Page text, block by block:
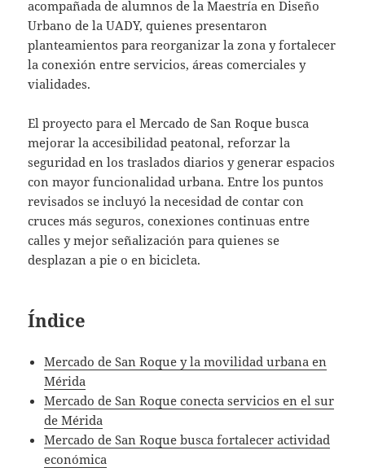
acompañada de alumnos de la Maestría en Diseño
Urbano de la UADY, quienes presentaron
planteamientos para reorganizar la zona y fortalecer
la conexión entre servicios, áreas comerciales y
vialidades.
El proyecto para el Mercado de San Roque busca
mejorar la accesibilidad peatonal, reforzar la
seguridad en los traslados diarios y generar espacios
con mayor funcionalidad urbana. Entre los puntos
revisados se incluyó la necesidad de contar con
cruces más seguros, conexiones continuas entre
calles y mejor señalización para quienes se
desplazan a pie o en bicicleta.
Índice
Mercado de San Roque y la movilidad urbana en
Mérida
Mercado de San Roque conecta servicios en el sur
de Mérida
Mercado de San Roque busca fortalecer actividad
económica